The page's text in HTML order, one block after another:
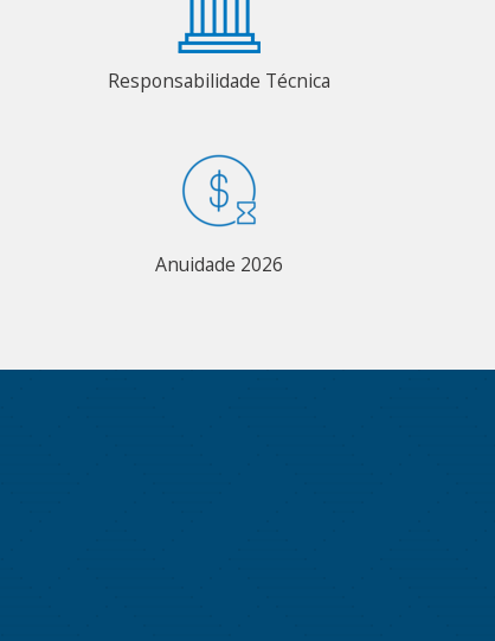
Responsabilidade Técnica
Anuidade 2026